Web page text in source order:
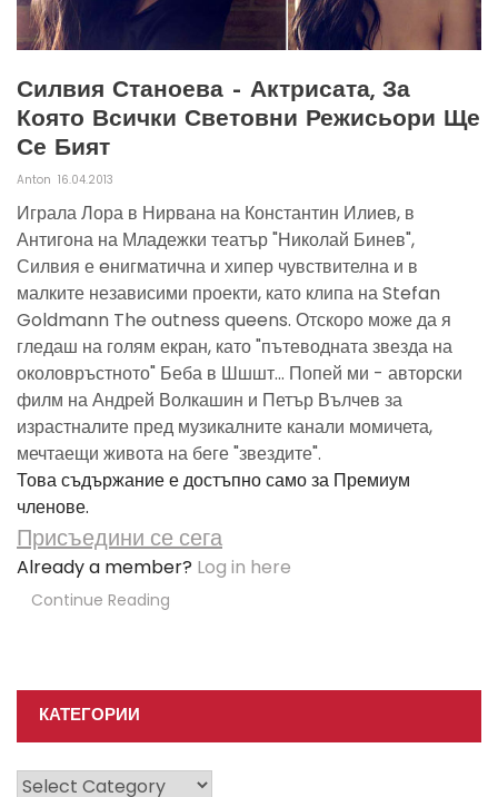
Силвия Станоева – Актрисата, За
Която Всички Световни Режисьори Ще
Се Бият
Anton 16.04.2013
Играла Лора в Нирвана на Константин Илиев, в
Антигона на Младежки театър "Николай Бинев",
Силвия е eнигматична и хипер чувствителна и в
малките независими проекти, като клипа на Stefan
Goldmann The outness queens. Отскоро може да я
гледаш на голям екран, като "пътеводната звезда на
околовръстното" Беба в Шшшт... Попей ми - авторски
филм на Андрей Волкашин и Петър Вълчев за
израстналите пред музикалните канали момичета,
мечтаещи живота на беге "звездите".
Това съдържание е достъпно само за Премиум
членове.
Присъедини се сега
Already a member? Log in here
Continue Reading
КАТЕГОРИИ
Категории